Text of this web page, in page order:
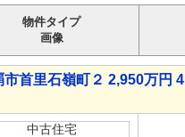
物件タイプ
画像
市首里石嶺町２ 2,950万円
中古住宅